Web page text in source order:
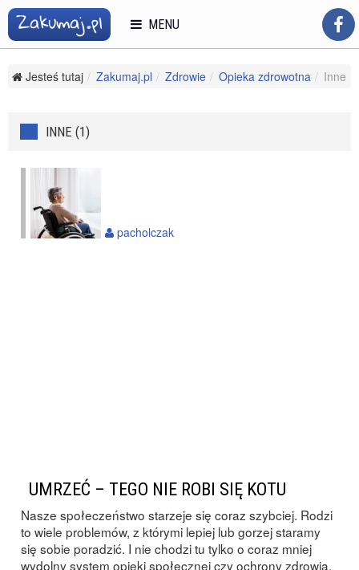
Jesteś tutaj Zakumaj.pl Zdrowie Opieka zdrowotna Inne
INNE (1)
UMRZEĆ – TEGO NIE ROBI SIĘ KOTU
Nasze społeczeństwo starzeje się coraz szybciej. Rodzi
to wiele problemów, z którymi lepiej lub gorzej staramy
się sobie poradzić. I nie chodzi tu tylko o coraz mniej
wydolny system opieki społecznej czy ochrony zdrowia.
pacholczak
MENU